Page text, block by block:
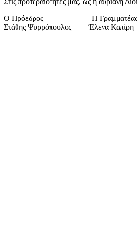
Στις προτεραιότητές μας, ως η αυριανή
Ο Πρόεδρος Η Γραμματέας
Στάθης Ψυρρόπουλος Έλενα Καπίρη